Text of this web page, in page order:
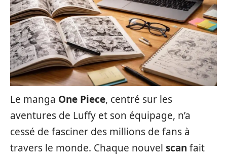
Le manga One Piece, centré sur les
aventures de Luffy et son équipage, n’a
cessé de fasciner des millions de fans à
travers le monde. Chaque nouvel scan fait